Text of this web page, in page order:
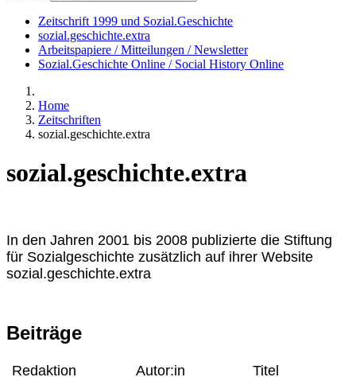
Zeitschrift 1999 und Sozial.Geschichte
sozial.geschichte.extra
Arbeitspapiere / Mitteilungen / Newsletter
Sozial.Geschichte Online / Social History Online
Home
Zeitschriften
sozial.geschichte.extra
sozial.geschichte.extra
In den Jahren 2001 bis 2008 publizierte die Stiftung
für Sozialgeschichte zusätzlich auf ihrer Website
sozial.geschichte.extra
Beiträge
Redaktion Autor:in Titel